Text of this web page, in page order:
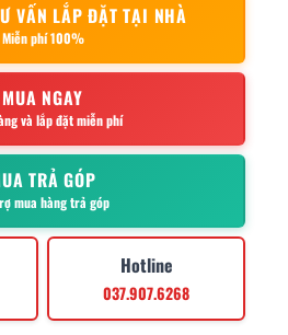
VẤN LẮP ĐẶT TẠI NHÀ
Miễn phí 100%
MUA NGAY
và lắp đặt miễn phí
TRẢ GÓP
mua hàng trả góp
Hotline
037.907.6268